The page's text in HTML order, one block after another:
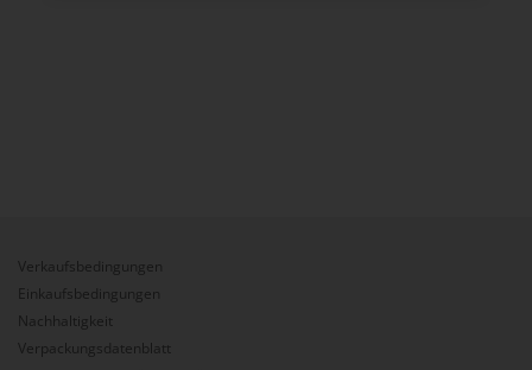
Verkaufsbedingungen
Einkaufsbedingungen
Nachhaltigkeit
Verpackungsdatenblatt